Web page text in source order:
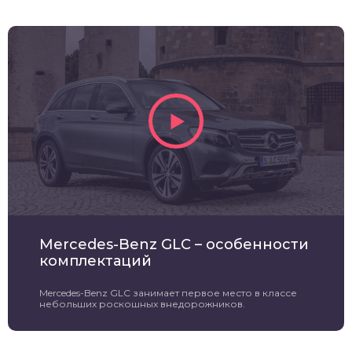
Mercedes-Benz GLC – особенности
комплектаций
Mercedes-Benz GLC занимает первое место в классе
небольших роскошных внедорожников.